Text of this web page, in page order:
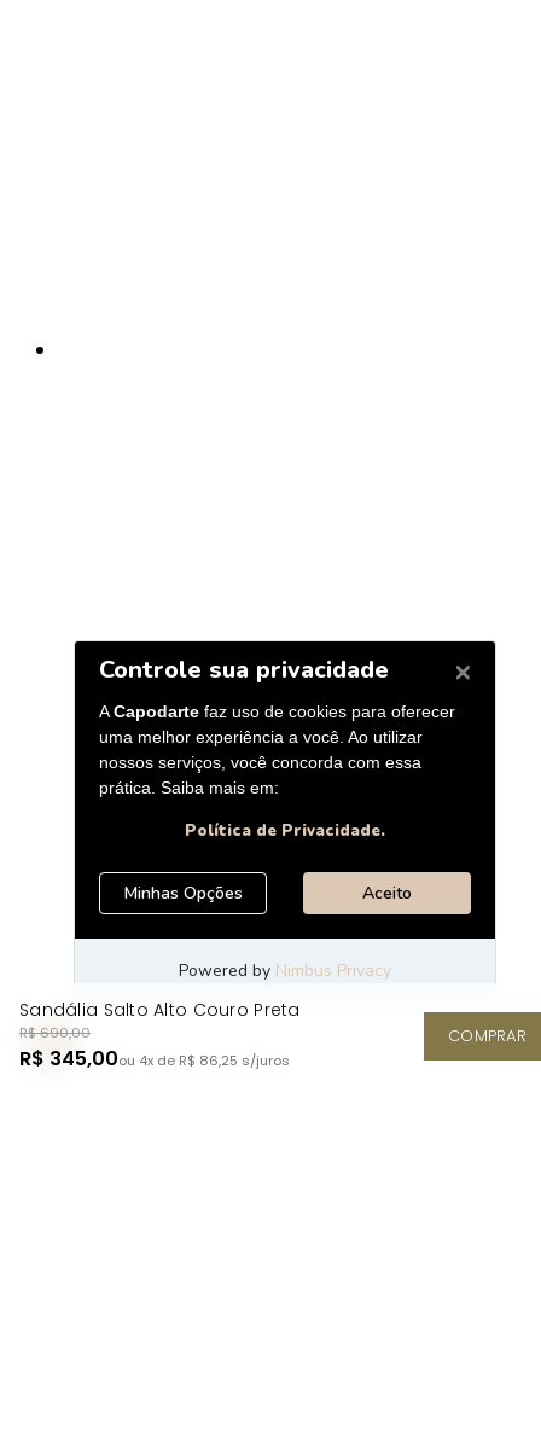
Sandália Salto Alto Couro Preta
R$ 690,00
R$ 345,00ou 4x de R$ 86,25 s/juros
COMPRAR